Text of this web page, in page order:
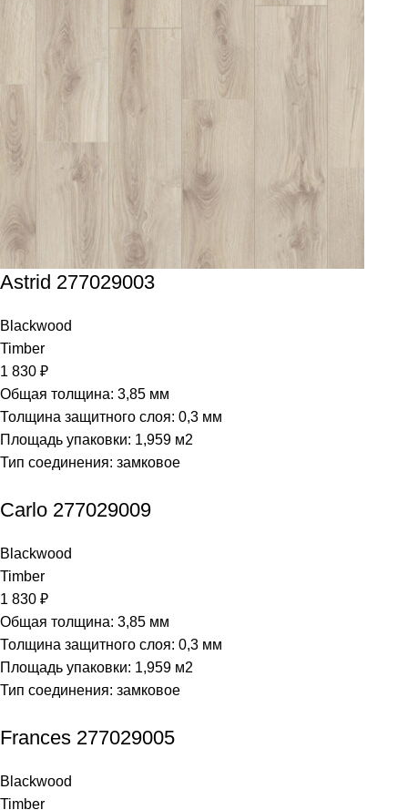
Astrid 277029003
Blackwood
Timber
1 830 ₽
Общая толщина: 3,85 мм
Толщина защитного слоя: 0,3 мм
Площадь упаковки: 1,959 м2
Тип соединения: замковое
Carlo 277029009
Blackwood
Timber
1 830 ₽
Общая толщина: 3,85 мм
Толщина защитного слоя: 0,3 мм
Площадь упаковки: 1,959 м2
Тип соединения: замковое
Frances 277029005
Blackwood
Timber